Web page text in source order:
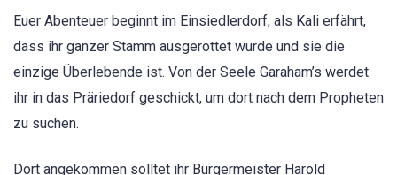
Euer Abenteuer beginnt im Einsiedlerdorf, als Kali erfährt,
dass ihr ganzer Stamm ausgerottet wurde und sie die
einzige Überlebende ist. Von der Seele Garaham’s werdet
ihr in das Präriedorf geschickt, um dort nach dem Propheten
zu suchen.
Dort angekommen solltet ihr Bürgermeister Harold